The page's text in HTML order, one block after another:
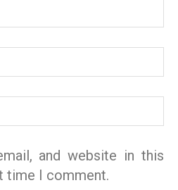
and website in this
time I comment.